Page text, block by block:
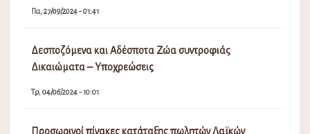
Πρόσκληση Εκδήλωσης Ενδιαφέροντος απόδοσης θέσης
στις Λαϊκές Αγορές του Δήμου Λοκρών
Επιδότηση προσωρινής στέγασης κατοίκων που